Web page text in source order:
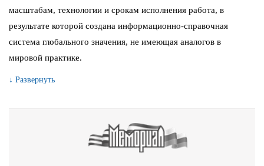
масштабам, технологии и срокам исполнения работа, в
результате которой создана информационно-справочная
система глобального значения, не имеющая аналогов в
мировой практике.
↓ Развернуть